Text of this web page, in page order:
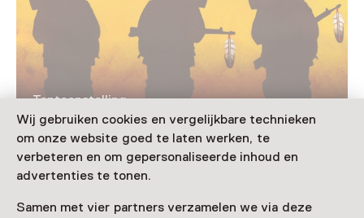
Wij gebruiken cookies en vergelijkbare technieken
om onze website goed te laten werken, te
verbeteren en om gepersonaliseerde inhoud en
advertenties te tonen.
Samen met vier partners verzamelen we via deze
Tentoonstelling
Inheemse Bevrijders
T/m 31 oktober van 10:00 tot 17:00